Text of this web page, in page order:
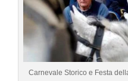
Carnevale Storico e Festa